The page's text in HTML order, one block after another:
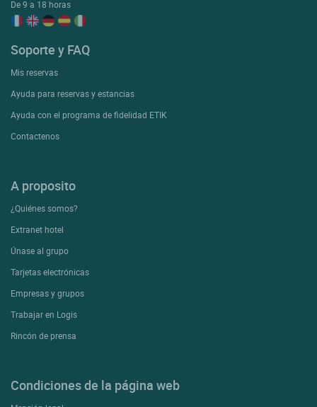
De 9 a 18 horas
Soporte y FAQ
Mis reservas
Ayuda para reservas y estancias
Ayuda con el programa de fidelidad ETIK
Contactenos
A proposito
¿Quiénes somos?
Extranet hotel
Únase al grupo
Tarjetas electrónicas
Empresas y grupos
Trabajar en Logis
Rincón de prensa
Condiciones de la página web